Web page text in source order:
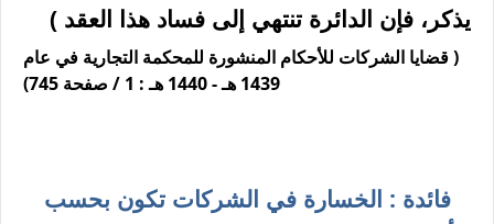
يذكر، فإن الدائرة تنتهي إلى فساد هذا العقد )
( قضايا الشركات للأحكام المنشورة للمحكمة التجارية في عام
1439 هـ - 1440 هـ : 1 / صفحة 745)
فائدة : الخسارة في الشركات تكون بحسب